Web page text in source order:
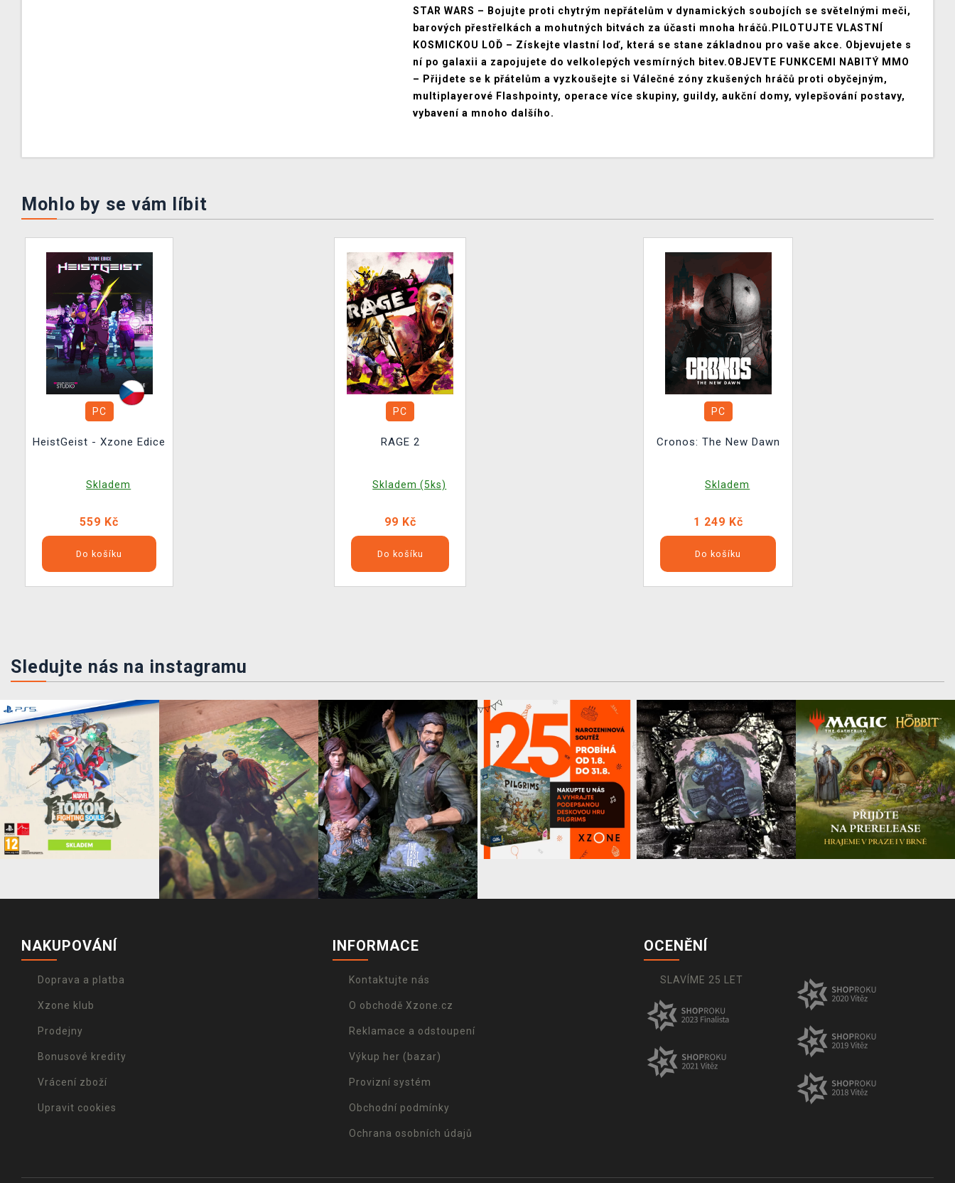
STAR WARS – Bojujte proti chytrým nepřátelům v dynamických soubojích se světelnými meči,
barových přestřelkách a mohutných bitvách za účasti mnoha hráčů.PILOTUJTE VLASTNÍ
KOSMICKOU LOĎ – Získejte vlastní loď, která se stane základnou pro vaše akce. Objevujete s
ní po galaxii a zapojujete do velkolepých vesmírných bitev.OBJEVTE FUNKCEMI NABITÝ MMO
– Přijdete se k přátelům a vyzkoušejte si Válečné zóny zkušených hráčů proti obyčejným,
multiplayerové Flashpointy, operace více skupiny, guildy, aukční domy, vylepšování postavy,
vybavení a mnoho dalšího.
Mohlo by se vám líbit
PC
HeistGeist - Xzone Edice
Skladem
559 Kč
Do košíku
PC
RAGE 2
Skladem (5ks)
99 Kč
Do košíku
PC
Cronos: The New Dawn
Skladem
1 249 Kč
Do košíku
Sledujte nás na instagramu
NAKUPOVÁNÍ
Doprava a platba
Xzone klub
Prodejny
Bonusové kredity
Vrácení zboží
Upravit cookies
INFORMACE
Kontaktujte nás
O obchodě Xzone.cz
Reklamace a odstoupení
Výkup her (bazar)
Provizní systém
Obchodní podmínky
Ochrana osobních údajů
OCENĚNÍ
SLAVÍME 25 LET